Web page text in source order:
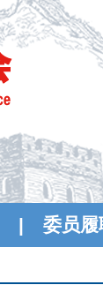
| 委员履